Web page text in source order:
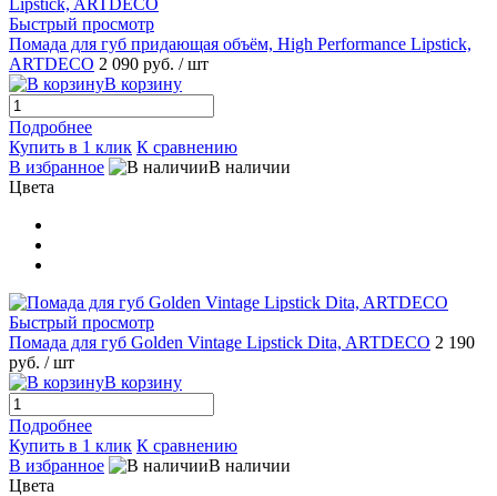
Быстрый просмотр
Помада для губ придающая объём, High Performance Lipstick,
ARTDECO 2 090 руб. / шт
В корзину
Подробнее
Купить в 1 клик К сравнению
В избранное
В наличии
Цвета
Быстрый просмотр
Помада для губ Golden Vintage Lipstick Dita, ARTDECO 2 190
руб. / шт
В корзину
Подробнее
Купить в 1 клик К сравнению
В избранное
В наличии
Цвета